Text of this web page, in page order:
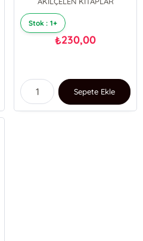
Stok : 1+
₺230,00
Sepete Ekle